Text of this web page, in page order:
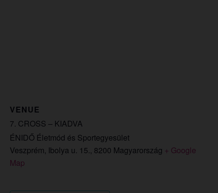
VENUE
7. CROSS – KIADVA
ÉNIDŐ Életmód és Sportegyesület
Veszprém, Ibolya u. 15., 8200 Magyarország + Google
Map